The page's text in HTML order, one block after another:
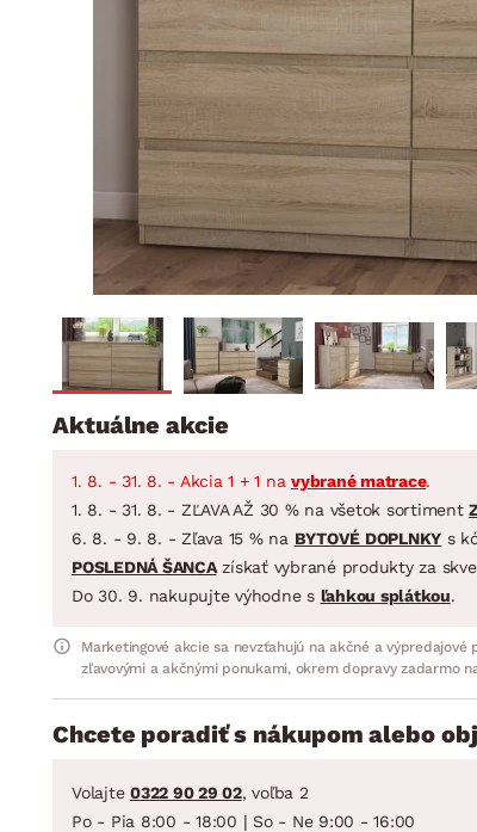
Kuchyňa
Záhrada
Domácnosť
Závesy a žalúzie
STOLOVANIE
Jedálenský
Panvice
Zobrazit vše
Aktuálne akcie
1. 8. - 31. 8. - Akcia 1 + 1 na vybrané matrace.
1. 8. - 31. 8. - ZĽAVA AŽ 30 % na všetok sortiment
6. 8. - 9. 8. - Zľava 15 % na BYTOVÉ DOPLNKY s
POSLEDNÁ ŠANCAzískať vybrané produkty za
Do 30. 9. nakupujte výhodne s ľahkou splátkou.
Marketingové akcie sa nevzťahujú na akčné a
zľavovými a akčnými ponukami, okrem dopravy zadarmo
Chcete poradiť s nákupom alebo
Volajte 0322 90 29 02, voľba 2
Po - Pia 8:00 - 18:00 | So - Ne 9:00 - 16:00